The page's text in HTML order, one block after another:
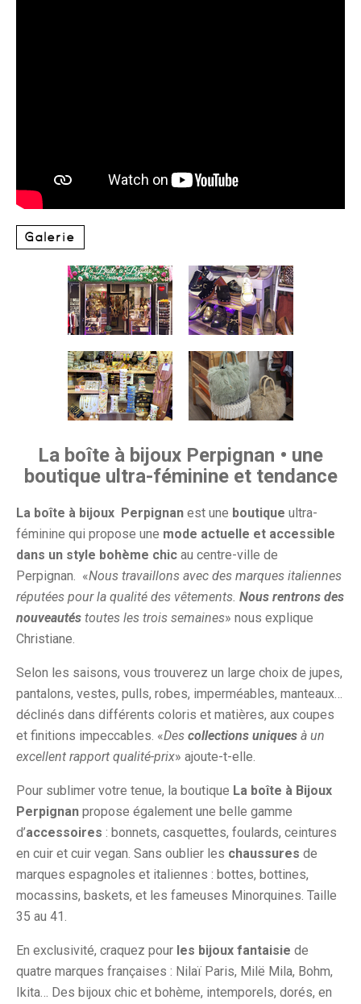
Galerie
La boîte à bijoux Perpignan • une
boutique ultra-féminine et tendance
La boîte à bijoux Perpignan est une boutique ultra-
féminine qui propose une mode actuelle et accessible
dans un style bohème chic au centre-ville de
Perpignan. «Nous travaillons avec des marques italiennes
réputées pour la qualité des vêtements. Nous rentrons des
nouveautés toutes les trois semaines» nous explique
Christiane.
Selon les saisons, vous trouverez un large choix de jupes,
pantalons, vestes, pulls, robes, imperméables, manteaux…
déclinés dans différents coloris et matières, aux coupes
et finitions impeccables. «Des collections uniques à un
excellent rapport qualité-prix» ajoute-t-elle.
Pour sublimer votre tenue, la boutique La boîte à Bijoux
Perpignan propose également une belle gamme
d’accessoires : bonnets, casquettes, foulards, ceintures
en cuir et cuir vegan. Sans oublier les chaussures de
marques espagnoles et italiennes : bottes, bottines,
mocassins, baskets, et les fameuses Minorquines. Taille
35 au 41.
En exclusivité, craquez pour les bijoux fantaisie de
quatre marques françaises : Nilaï Paris, Milë Mila, Bohm,
Ikita… Des bijoux chic et bohème, intemporels, dorés, en